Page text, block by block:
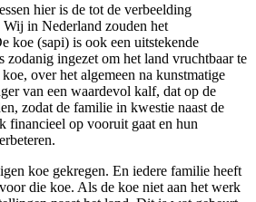
hier is de tot de verbeelding
in Nederland zouden het
koe (sapi) is ook een uitstekende
zodanig ingezet om het land vruchtbaar te
over het algemeen na kunstmatige
van een waardevol kalf, dat op de
zodat de familie in kwestie naast de
financieel op vooruit gaat en hun
koe gekregen. En iedere familie heeft
die koe. Als de koe niet aan het werk